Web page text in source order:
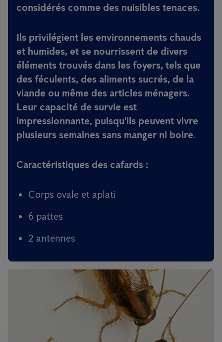
considérés comme des nuisibles tenaces.
Ils privilégient les environnements chauds
et humides, et se nourrissent de divers
éléments trouvés dans les foyers, tels que
des féculents, des aliments sucrés, de la
viande ou même des articles ménagers.
Leur capacité de survie est
impressionnante, puisqu'ils peuvent vivre
plusieurs semaines sans manger ni boire.
Caractéristiques des cafards :
Corps ovale et aplati
6 pattes
2 antennes